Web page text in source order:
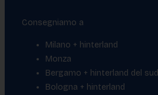
Consegniamo a
Milano + hinterland
Monza
Bergamo + hinterland del sud
Bologna + hinterland